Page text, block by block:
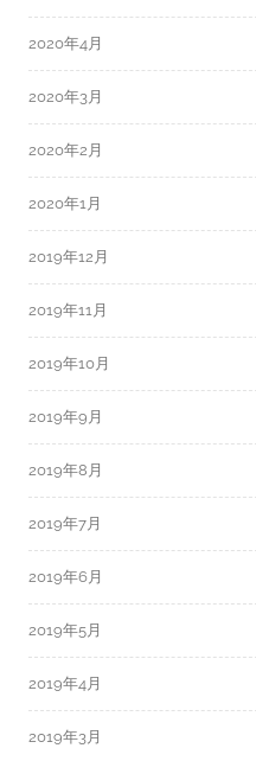
2020年4月
2020年3月
2020年2月
2020年1月
2019年12月
2019年11月
2019年10月
2019年9月
2019年8月
2019年7月
2019年6月
2019年5月
2019年4月
2019年3月